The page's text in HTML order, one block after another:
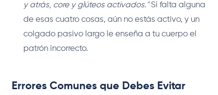
y atrás, core y glúteos activados."Si falta alguna
de esas cuatro cosas, aún no estás activo, y un
colgado pasivo largo le enseña a tu cuerpo el
patrón incorrecto.
Errores Comunes que Debes Evitar